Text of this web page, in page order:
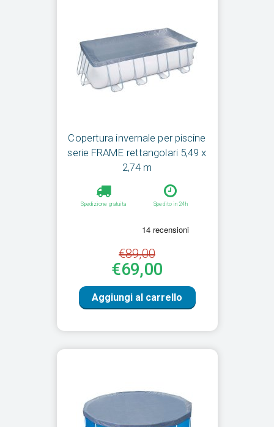
Copertura invernale per piscine
serie FRAME rettangolari 5,49 x
2,74 m
Spedizione gratuita Spedito in 24h
€89,00
€69,00
Aggiungi al carrello